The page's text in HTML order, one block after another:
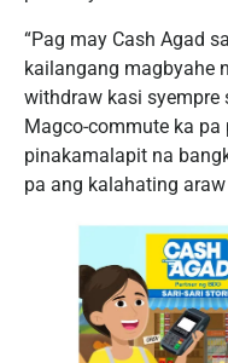
“Pag may Cash Agad
kailangang magbyahe
withdraw kasi syempre
Magco-commute ka
pinakamalapit na
pa ang kalahating